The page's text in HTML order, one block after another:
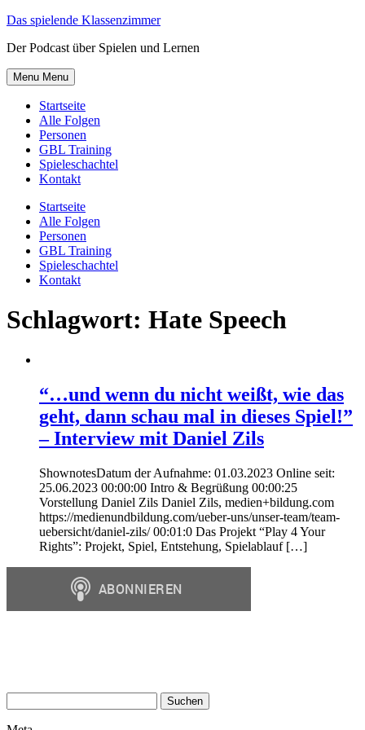
Skip
content
Das spielende Klassenzimmer
Der Podcast über Spielen und Lernen
Menu Menu
Startseite
Alle Folgen
Personen
GBL Training
Spieleschachtel
Kontakt
Startseite
Alle Folgen
Personen
GBL Training
Spieleschachtel
Kontakt
Schlagwort: Hate Speech
“…und wenn du nicht weißt, wie das
geht, dann schau mal in dieses Spiel!”
– Interview mit Daniel Zils
ShownotesDatum der Aufnahme: 01.03.2023 Online seit:
25.06.2023 00:00:00 Intro & Begrüßung 00:00:25
Vorstellung Daniel Zils Daniel Zils, medien+bildung.com
https://medienundbildung.com/ueber-uns/unser-team/team-
uebersicht/daniel-zils/ 00:01:0 Das Projekt “Play 4 Your
Rights”: Projekt, Spiel, Entstehung, Spielablauf […]
nach: